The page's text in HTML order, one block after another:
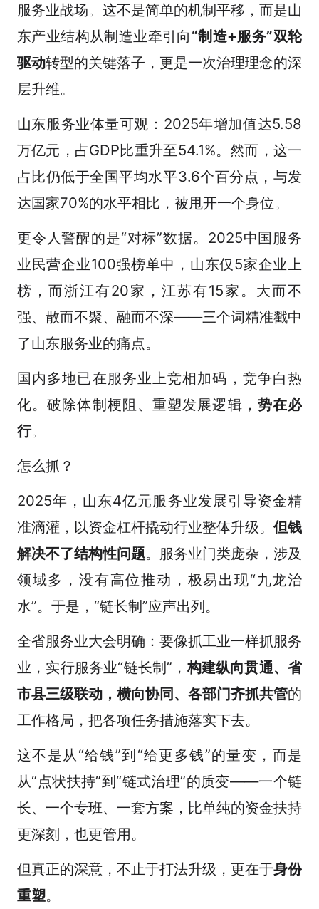
服务业战场。这不是简单的机制平移，而是山
东产业结构从制造业牵引向 “制造+服务”双轮
驱动转型的关键落子，更是一次治理理念的深
层升维。
山东服务业体量可观：2025年增加值达5.58
万亿元，占GDP比重升至54.1%。然而，这一
占比仍低于全国平均水平3.6个百分点，与发
达国家70%的水平相比，被甩开一个身位。
更令人警醒的是“对标”数据。2025中国服务
业民营企业100强榜单中，山东仅5家企业上
榜，而浙江有20家，江苏有15家。大而不
强、散而不聚、融而不深——三个词精准戳中
了山东服务业的痛点。
国内多地已在服务业上竞相加码，竞争白热
化。破除体制梗阻、重塑发展逻辑， 势在必
行。
怎么抓？
2025年，山东4亿元服务业发展引导资金精
准滴灌，以资金杠杆撬动行业整体升级。但钱
解决不了结构性问题。服务业门类庞杂，涉及
领域多，没有高位推动，极易出现“九龙治
水”。于是，“链长制”应声出列。
全省服务业大会明确：要像抓工业一样抓服务
业，实行服务业“链长制”，构建纵向贯通、省
市县三级联动，横向协同、各部门齐抓共管的
工作格局，把各项任务措施落实下去。
这不是从“给钱”到“给更多钱”的量变，而是
从“点状扶持”到“链式治理”的质变——一个链
长、一个专班、一套方案，比单纯的资金扶持
更深刻，也更管用。
但真正的深意，不止于打法升级，更在于身份
重塑。